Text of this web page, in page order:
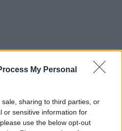
My Personal
sharing to third parties, or
or sensitive information for
use the below opt-out
κατά της γρίπης, ο κ.
μπορεί να κάνει το
από 15 ημέρες από την
το εμβόλιο, έχουμε